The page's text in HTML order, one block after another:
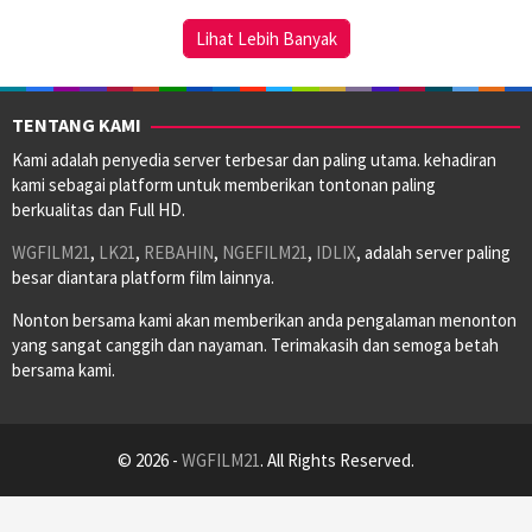
Lihat Lebih Banyak
TENTANG KAMI
Kami adalah penyedia server terbesar dan paling utama. kehadiran
kami sebagai platform untuk memberikan tontonan paling
berkualitas dan Full HD.
WGFILM21, LK21, REBAHIN, NGEFILM21, IDLIX, adalah server paling
besar diantara platform film lainnya.
Nonton bersama kami akan memberikan anda pengalaman menonton
yang sangat canggih dan nayaman. Terimakasih dan semoga betah
bersama kami.
© 2026 - WGFILM21. All Rights Reserved.